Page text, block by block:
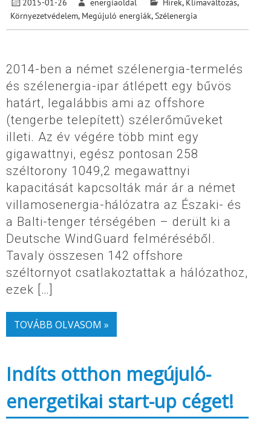
Környezetvédelem, Megújuló energiák,Szélenergia
2014-ben a német szélenergia-termelés
és szélenergia-ipar átlépett egy bűvös
határt, legalábbis ami az offshore
(tengerbe telepített) szélerőműveket
illeti. Az év végére több mint egy
gigawattnyi, egész pontosan 258
széltorony 1049,2 megawattnyi
kapacitását kapcsolták már ár a német
villamosenergia-hálózatra az Északi- és
a Balti-tenger térségében – derült ki a
Deutsche WindGuard felméréséből.
Tavaly összesen 142 offshore
széltornyot csatlakoztattak a hálózathoz,
ezek […]
TOVÁBB OLVASOM »
Indíts otthon megújuló-
energetikai start-up céget!